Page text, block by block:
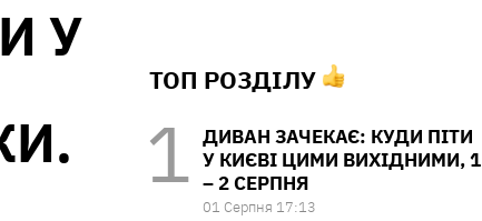
У
ТОП РОЗДІЛУ
ДИВАН ЗАЧЕКАЄ: КУДИ ПІТИ
У КИЄВІ ЦИМИ ВИХІДНИМИ, 1
– 2 СЕРПНЯ
01 Серпня 17:13